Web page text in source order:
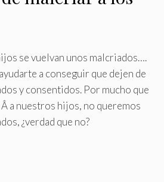
se vuelvan unos malcriados….
a conseguir que dejen de
y consentidos. Por mucho que
a nuestros hijos, no queremos
¿verdad que no?